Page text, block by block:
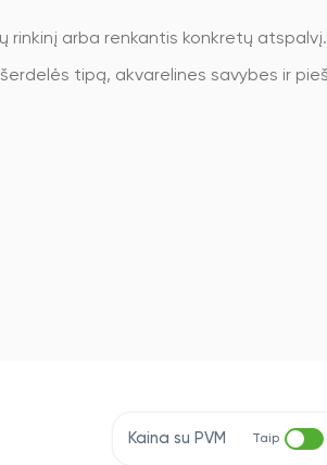
rinkinį arba renkantis konkretų atspalvį.
tipą, akvarelines savybes ir
Kaina su PVM Taip